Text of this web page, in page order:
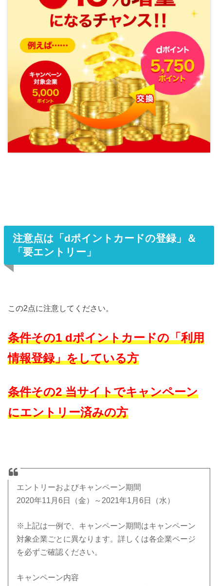
注意点は「dポイントカードの登録」＆
「要エントリー」
この2点に注意してください。
条件その1 dポイントカードの「利用
情報登録」をしている方
条件その2 当サイトでキャンペーン
にエントリー済みの方
エントリーおよびキャンペーン期間
2020年11月6日（金）～2021年1月6日（水）
※上記は一例で、キャンペーン期間はキャンペーン
対象企業ごとに異なります。詳しくは各企業ページ
を必ずご確認ください。
キャンペーン内容